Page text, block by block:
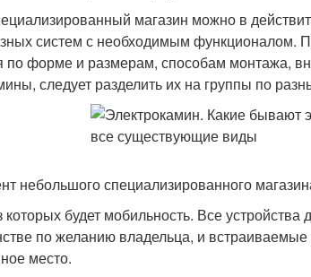
магазин можно в
систем с необходимым функционалом.
по форме и размерам, способам монтажа,
следует разделить их на группы по
небольшого специализированного
будет мобильность. Все
по желанию владельца, и
место.